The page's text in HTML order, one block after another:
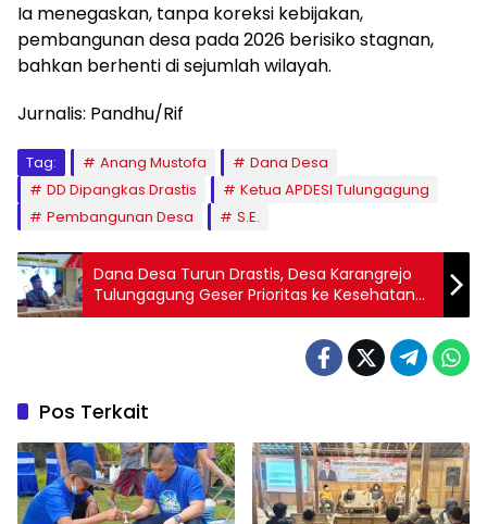
Ia menegaskan, tanpa koreksi kebijakan,
pembangunan desa pada 2026 berisiko stagnan,
bahkan berhenti di sejumlah wilayah.
Jurnalis: Pandhu/Rif
Tag: Anang Mustofa
Dana Desa
DD Dipangkas Drastis
Ketua APDESI Tulungagung
Pembangunan Desa
S.E.
Dana Desa Turun Drastis, Desa Karangrejo
Tulungagung Geser Prioritas ke Kesehatan
dan Pendidikan
Pos Terkait